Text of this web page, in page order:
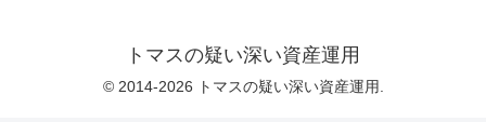
トマスの疑い深い資産運用
© 2014-2026 トマスの疑い深い資産運用.